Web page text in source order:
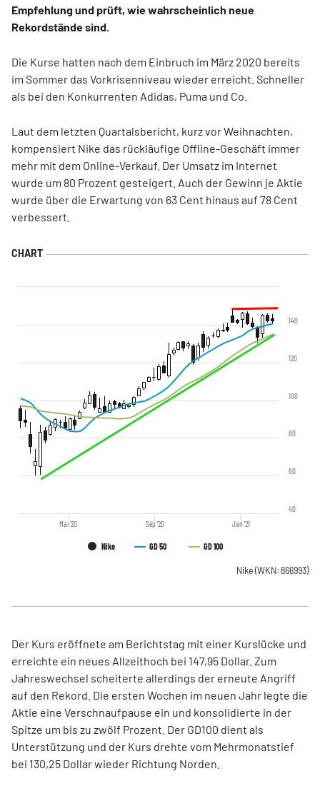
Empfehlung und prüft, wie wahrscheinlich neue
Rekordstände sind.
Die Kurse hatten nach dem Einbruch im März 2020 bereits
im Sommer das Vorkrisenniveau wieder erreicht. Schneller
als bei den Konkurrenten Adidas, Puma und Co.
Laut dem letzten Quartalsbericht, kurz vor Weihnachten,
kompensiert Nike das rückläufige Offline-Geschäft immer
mehr mit dem Online-Verkauf. Der Umsatz im Internet
wurde um 80 Prozent gesteigert. Auch der Gewinn je Aktie
wurde über die Erwartung von 63 Cent hinaus auf 78 Cent
verbessert.
Nike GD 50 GD 100
Jan '21
Mai '20 Sep '20
40
60
80
100
120
140
Nike (WKN: 866993)
Der Kurs eröffnete am Berichtstag mit einer Kurslücke und
erreichte ein neues Allzeithoch bei 147,95 Dollar. Zum
Jahreswechsel scheiterte allerdings der erneute Angriff
auf den Rekord. Die ersten Wochen im neuen Jahr legte die
Aktie eine Verschnaufpause ein und konsolidierte in der
Spitze um bis zu zwölf Prozent. Der GD100 dient als
Unterstützung und der Kurs drehte vom Mehrmonatstief
bei 130,25 Dollar wieder Richtung Norden.